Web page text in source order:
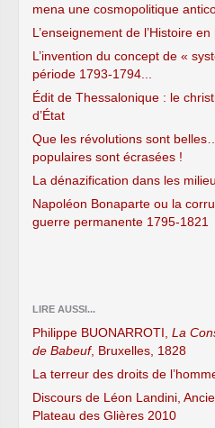
mena une cosmopolitique
L’enseignement de l’Histoire en
L’invention du concept de «
période 1793-1794...
Édit de Thessalonique : le
d’État
Que les révolutions sont
populaires sont écrasées !
La dénazification dans les
Napoléon Bonaparte ou la
guerre permanente 1795-1821
LIRE AUSSI...
Philippe BUONARROTI, La
de Babeuf, Bruxelles, 1828
La terreur des droits de
Discours de Léon Landini,
Plateau des Glières 2010